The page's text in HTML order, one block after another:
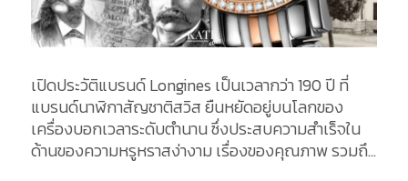
เปิดประวัติแบรนด์ Longines เป็นเวลากว่า 190 ปี ที่
แบรนด์นาฬิกาสัญชาติสวิส ยืนหยัดอยู่บนโลกของ
เครื่องบอกเวลาระดับตำนาน ซึ่งประสบความสำเร็จใน
ด้านของความหรูหราสง่างาม เรื่องของคุณภาพ รวมถึง